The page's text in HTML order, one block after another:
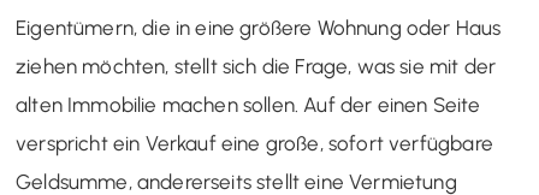
Eigentümern, die in eine größere Wohnung oder Haus
ziehen möchten, stellt sich die Frage, was sie mit der
alten Immobilie machen sollen. Auf der einen Seite
verspricht ein Verkauf eine große, sofort verfügbare
Geldsumme, andererseits stellt eine Vermietung